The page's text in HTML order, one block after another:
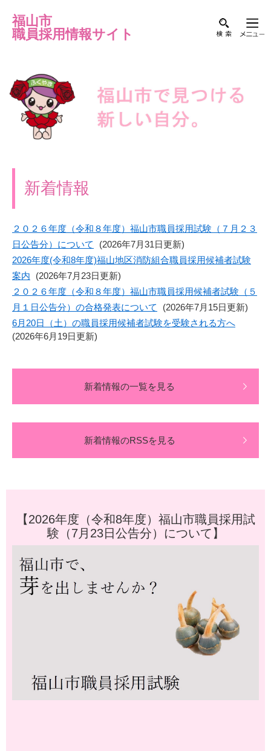
福山市
職員採用情報サイト
新着情報
２０２６年度（令和８年度）福山市職員採用試験（７月２３
日公告分）について
(2026年7月31日更新)
2026年度(令和8年度)福山地区消防組合職員採用候補者試験
案内
(2026年7月23日更新)
２０２６年度（令和８年度）福山市職員採用候補者試験（５
月１日公告分）の合格発表について
(2026年7月15日更新)
6月20日（土）の職員採用候補者試験を受験される方へ
(2026年6月19日更新)
新着情報の一覧を見る
新着情報のRSSを見る
【2026年度（令和8年度）福山市職員採用試
験（7月23日公告分）について】